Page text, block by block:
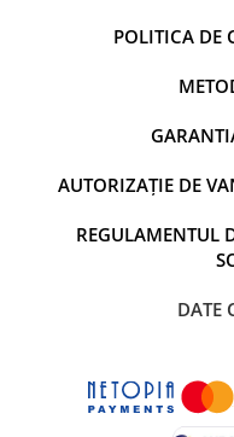
POLITICA DE
AUTORIZAȚIE DE
REGULAMENTUL
DATE